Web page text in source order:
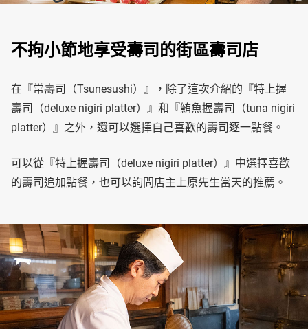
不拘小節地享受壽司的街區壽司店
在『常壽司（Tsunesushi）』，除了這次介紹的『特上握
壽司（deluxe nigiri platter）』和『鮪魚握壽司（tuna nigiri
platter）』之外，還可以選擇自己喜歡的壽司逐一點餐。
可以從『特上握壽司（deluxe nigiri platter）』中選擇喜歡
的壽司追加點餐，也可以詢問店主上原先生當天的推薦。